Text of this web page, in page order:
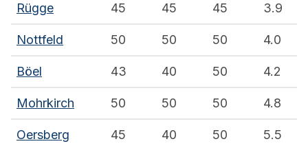
Rügge 45 45 45 3.9
Nottfeld 50 50 50 4.0
Böel 43 40 50 4.2
Mohrkirch 50 50 50 4.8
Oersberg 45 40 50 5.5